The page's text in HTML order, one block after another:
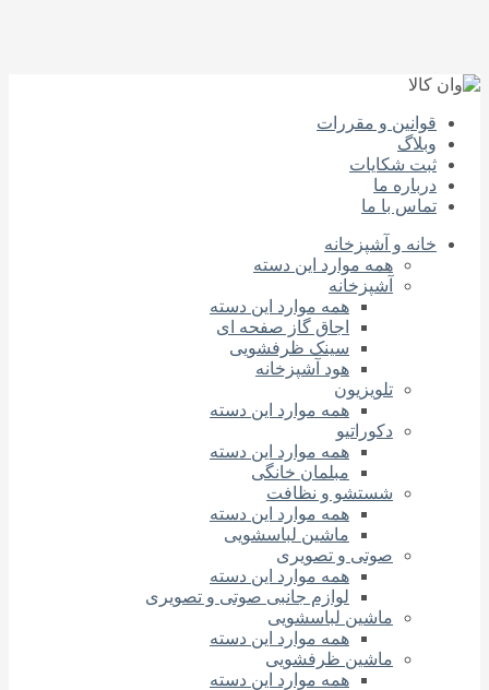
قوانین و مقررات
وبلاگ
ثبت شکایات
درباره‌ ما
تماس با ما
خانه و آشپزخانه
همه موارد این دسته
آشپزخانه
همه موارد این دسته
اجاق گاز صفحه‌ ای
سینک ظرفشویی
هود آشپزخانه
تلویزیون
همه موارد این دسته
دکوراتیو
همه موارد این دسته
مبلمان خانگی
شستشو و نظافت
همه موارد این دسته
ماشین لباسشویی
صوتی و تصویری
همه موارد این دسته
لوازم جانبی صوتی و تصویری
ماشین لباسشویی
همه موارد این دسته
ماشین ظرفشویی
همه موارد این دسته